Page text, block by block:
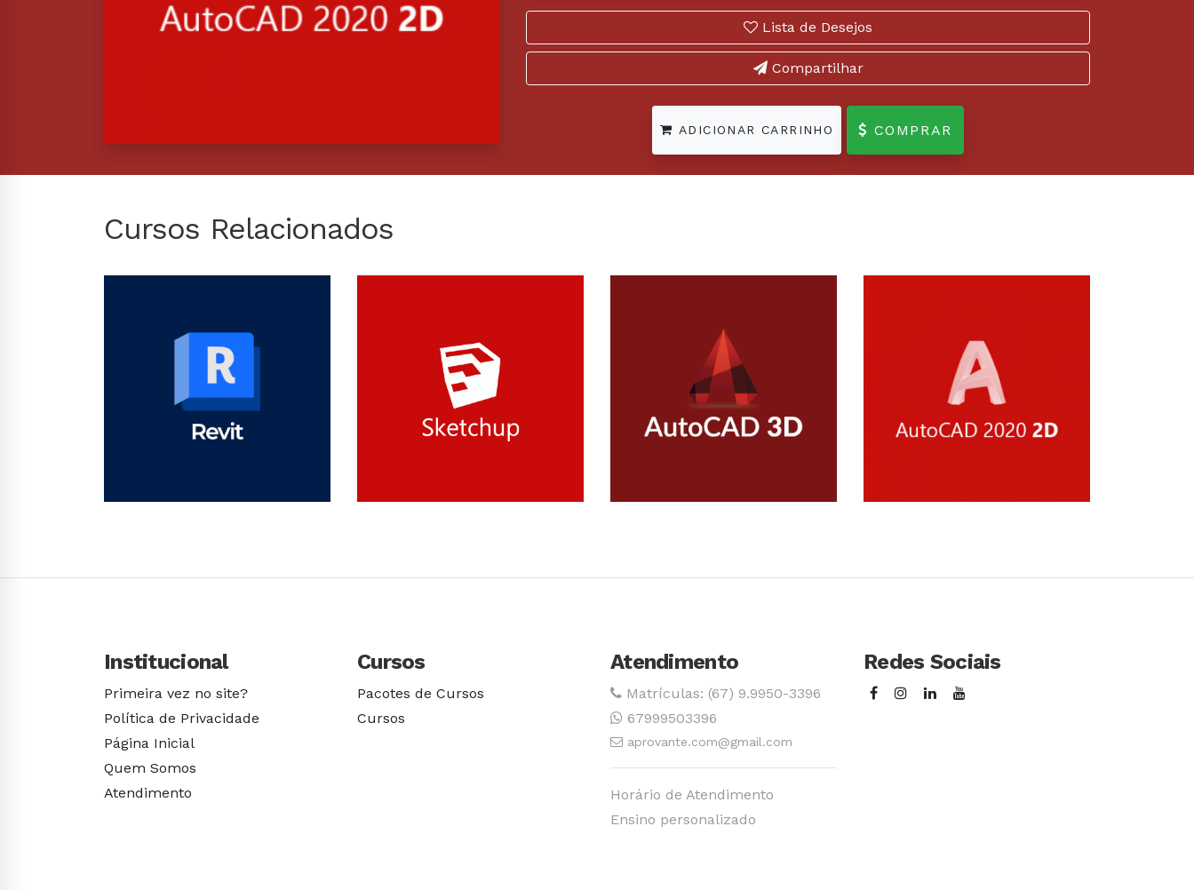
Lista de Desejos
Compartilhar
ADICIONAR CARRINHO COMPRAR
Cursos Relacionados
Institucional
Primeira vez no site?
Política de Privacidade
Página Inicial
Quem Somos
Atendimento
Cursos
Pacotes de Cursos
Cursos
Atendimento
Matrículas: (67) 9.9950-3396
67999503396
aprovante.com@gmail.com
Horário de Atendimento
Ensino personalizado
Redes Sociais